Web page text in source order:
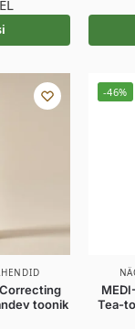
toonik
-46%
Tea-